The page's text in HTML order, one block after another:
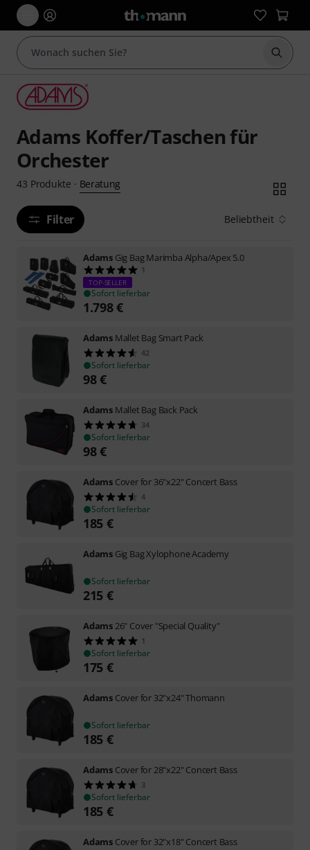
Suche
Adams Koffer/Taschen für
Orchester
43 Produkte · Beratung
Filter Beliebtheit
Adams Gig Bag Marimba Alpha/Apex 5.0
1
TOP-SELLER
Sofort lieferbar
1.798€
Adams Mallet Bag Smart Pack
42
Sofort lieferbar
98€
Adams Mallet Bag Back Pack
34
Sofort lieferbar
98€
Adams Cover for 36"x22" Concert Bass
4
Sofort lieferbar
185 €
Adams Gig Bag Xylophone Academy
Sofort lieferbar
215 €
Adams 26" Cover "Special Quality"
1
Sofort lieferbar
175 €
Adams Cover for 32"x24" Thomann
Sofort lieferbar
185 €
Adams Cover for 28"x22" Concert Bass
3
Sofort lieferbar
185 €
Adams Cover for 32"x18" Concert Bass